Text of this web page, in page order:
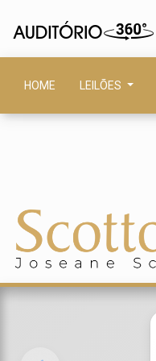
HOME LEILÕES